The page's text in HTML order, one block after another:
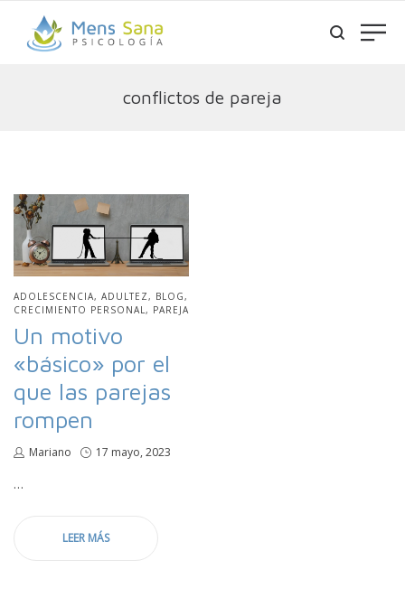
conflictos de pareja
PUBLICADO
EN
ADOLESCENCIA ADULTEZ
BLOG
CRECIMIENTO PERSONAL
PAREJA
Un motivo
«básico» por el
que las parejas
rompen
por
Mariano
Publicado
17 mayo, 2023
…
LEER MÁS